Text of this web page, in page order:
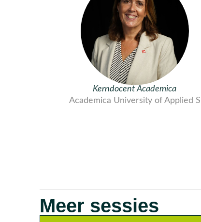
Kerndocent Academica
Academica University of Applied S
Meer sessies